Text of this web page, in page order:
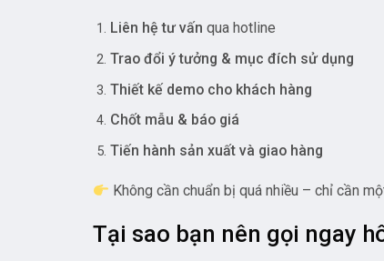
Liên hệ tư vấn qua hotline
Trao đổi ý tưởng & mục đích sử dụng
Thiết kế demo cho khách hàng
Chốt mẫu & báo giá
Tiến hành sản xuất và giao hàng
Không cần chuẩn bị quá nhiều – chỉ cần
Tại sao bạn nên gọi ngay